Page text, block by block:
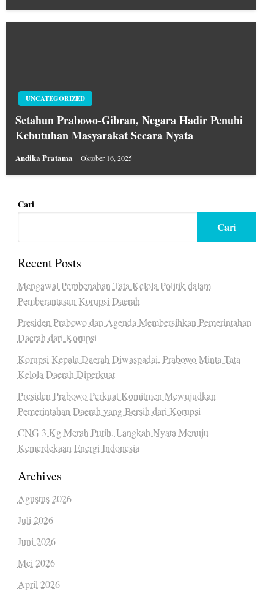
UNCATEGORIZED
Setahun Prabowo-Gibran, Negara Hadir Penuhi
Kebutuhan Masyarakat Secara Nyata
Andika Pratama Oktober 16, 2025
Cari
Cari
Recent Posts
Mengawal Pembenahan Tata Kelola Politik dalam
Pemberantasan Korupsi Daerah
Presiden Prabowo dan Agenda Membersihkan Pemerintahan
Daerah dari Korupsi
Korupsi Kepala Daerah Diwaspadai, Prabowo Minta Tata
Kelola Daerah Diperkuat
Presiden Prabowo Perkuat Komitmen Mewujudkan
Pemerintahan Daerah yang Bersih dari Korupsi
CNG 3 Kg Merah Putih, Langkah Nyata Menuju
Kemerdekaan Energi Indonesia
Archives
Agustus 2026
Juli 2026
Juni 2026
Mei 2026
April 2026